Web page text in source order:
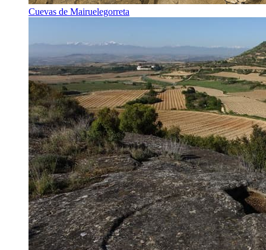
Cuevas de Mairuelegorreta